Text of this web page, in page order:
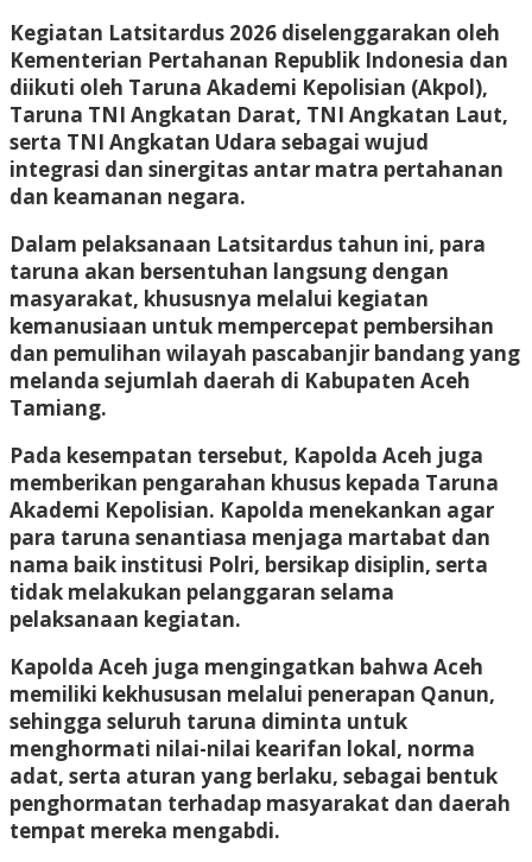
Kegiatan Latsitardus 2026 diselenggarakan oleh
Kementerian Pertahanan Republik Indonesia dan
diikuti oleh Taruna Akademi Kepolisian (Akpol),
Taruna TNI Angkatan Darat, TNI Angkatan Laut,
serta TNI Angkatan Udara sebagai wujud
integrasi dan sinergitas antar matra pertahanan
dan keamanan negara.
Dalam pelaksanaan Latsitardus tahun ini, para
taruna akan bersentuhan langsung dengan
masyarakat, khususnya melalui kegiatan
kemanusiaan untuk mempercepat pembersihan
dan pemulihan wilayah pascabanjir bandang yang
melanda sejumlah daerah di Kabupaten Aceh
Tamiang.
Pada kesempatan tersebut, Kapolda Aceh juga
memberikan pengarahan khusus kepada Taruna
Akademi Kepolisian. Kapolda menekankan agar
para taruna senantiasa menjaga martabat dan
nama baik institusi Polri, bersikap disiplin, serta
tidak melakukan pelanggaran selama
pelaksanaan kegiatan.
Kapolda Aceh juga mengingatkan bahwa Aceh
memiliki kekhususan melalui penerapan Qanun,
sehingga seluruh taruna diminta untuk
menghormati nilai-nilai kearifan lokal, norma
adat, serta aturan yang berlaku, sebagai bentuk
penghormatan terhadap masyarakat dan daerah
tempat mereka mengabdi.